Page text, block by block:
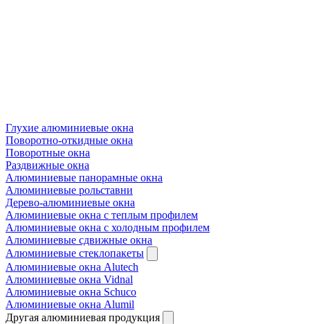
Глухие алюминиевые окна
Поворотно-откидные окна
Поворотные окна
Раздвижные окна
Алюминиевые панорамные окна
Алюминиевые рольставни
Дерево-алюминиевые окна
Алюминиевые окна с теплым профилем
Алюминиевые окна с холодным профилем
Алюминиевые сдвижные окна
Алюминиевые стеклопакеты
Алюминиевые окна Alutech
Алюминиевые окна Vidnal
Алюминиевые окна Schuco
Алюминиевые окна Alumil
Другая алюминиевая продукция